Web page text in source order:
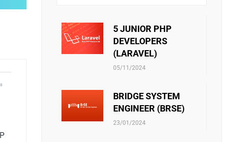
度があります。当社は、これらの保険に関
するあらゆる手続きをスタッフに必ずサポ
ートしています。さらに、他の保険契約も
考慮され、検討されています。
営費用 ・技術研究の教科書を購入する金額
・エンジニア試験・言語能力試験を受験料
・ソフトスキルのセミナー・コースの参加
費 ・等 また会社政策通り、他のベネフィ
ットもあります。
5 JUNIOR PHP
DEVELOPERS
(LARAVEL)
05/11/2024
BRIDGE SYSTEM
ENGINEER (BRSE)
23/01/2024